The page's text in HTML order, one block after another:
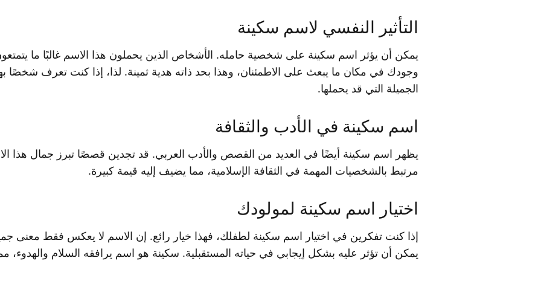
التأثير النفسي لاسم سكينة
يمكن أن يؤثر اسم سكينة على شخصية حامله. الأشخاص الذين يحملون هذا الاسم غالبًا ما
وجودك في مكان ما يبعث على الاطمئنان، وهذا بحد ذاته هدية ثمينة. لذا، إذا كنت تعرف شخصًا
الجميلة التي قد يحملها.
اسم سكينة في الأدب والثقافة
يظهر اسم سكينة أيضًا في العديد من القصص والأدب العربي. قد تجدين قصصًا تبرز جمال هذا
مرتبط بالشخصيات المهمة في الثقافة الإسلامية، مما يضيف إليه قيمة كبيرة.
اختيار اسم سكينة لمولودك
إذا كنت تفكرين في اختيار اسم سكينة لطفلك، فهذا خيار رائع. إن الاسم لا يعكس فقط معنى
يمكن أن تؤثر عليه بشكل إيجابي في حياته المستقبلية. سكينة هو اسم يرافقه السلام والهدوء،